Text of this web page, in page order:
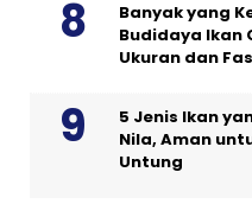
Banyak yang
Budidaya Ikan
Ukuran dan
5 Jenis Ikan
Nila, Aman
Untung